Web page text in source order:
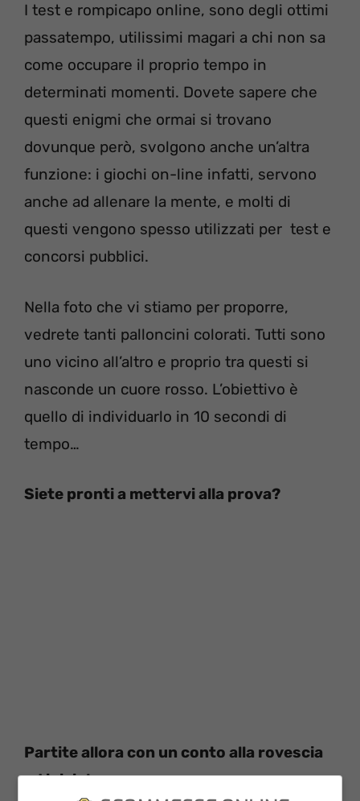
I test e rompicapo online, sono degli ottimi
passatempo, utilissimi magari a chi non sa
come occupare il proprio tempo in
determinati momenti. Dovete sapere che
questi enigmi che ormai si trovano
dovunque però, svolgono anche un’altra
funzione: i giochi on-line infatti, servono
anche ad allenare la mente, e molti di
questi vengono spesso utilizzati per test e
concorsi pubblici.
Nella foto che vi stiamo per proporre,
vedrete tanti palloncini colorati. Tutti sono
uno vicino all’altro e proprio tra questi si
nasconde un cuore rosso. L’obiettivo è
quello di individuarlo in 10 secondi di
tempo…
Siete pronti a mettervi alla prova?
Partite allora con un conto alla rovescia
ed iniziate a cercare…